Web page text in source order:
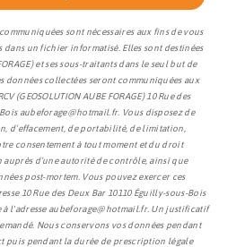
sont nécessaires aux fins de vous
dans un fichier informatisé. Elles sont destinées
et ses sous-traitants dans le seul but de
données collectées seront communiquées aux
(GEOSOLUTION AUBE FORAGE) 10 Rue des
aubeforage@hotmail.fr. Vous disposez de
d’effacement, de portabilité, de limitation,
consentement à tout moment et du droit
d’une autorité de contrôle, ainsi que
post-mortem. Vous pouvez exercer ces
10 Rue des Deux Bar 10110 Éguilly-sous-Bois
l'adresse aubeforage@hotmail.fr. Un justificatif
Nous conservons vos données pendant
puis pendant la durée de prescription légale